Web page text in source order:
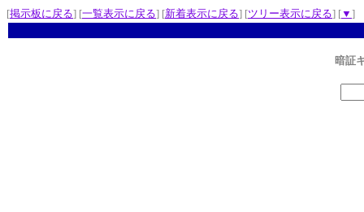
[掲示板に戻る] [一覧表示に戻る] [新着表示に戻る] [ツリー表示に戻る] [▼ ]
暗証